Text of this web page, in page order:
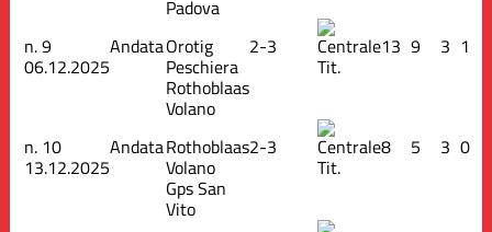
Padova
n.9
06.12.2025
AndataOrotig
Peschiera
Rothoblaas
Volano
2-3
Tit.
13 9 3 1
n. 10
13.12.2025
AndataRothoblaas
Volano
Gps San
Vito
2-3
Tit.
8 5 3 0